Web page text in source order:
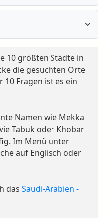
10 größten Städte in
die gesuchten Orte
Fragen ist es ein
Namen wie Mekka
Tabuk oder Khobar
Im Menü unter
auf Englisch oder
das Saudi-Arabien -